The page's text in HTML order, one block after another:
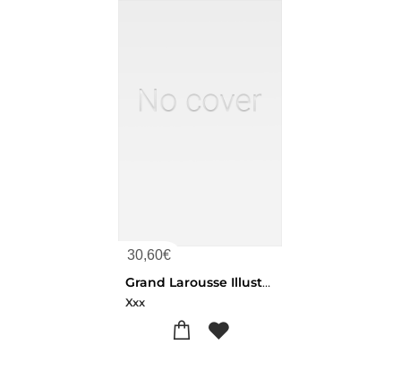
30,60€
Grand Larousse Illustre T2 Moulon
Xxx